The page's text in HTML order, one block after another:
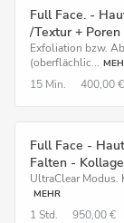
Full Face. -
/Textur +
Exfoliation bzw.
(oberflächlic...
15 Min. 400,00 €
Full Face -
Falten -
UltraClear Modus.
MEHR
1 Std. 950,00 €